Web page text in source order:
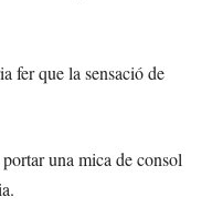
fer que la sensació de
una mica de consol